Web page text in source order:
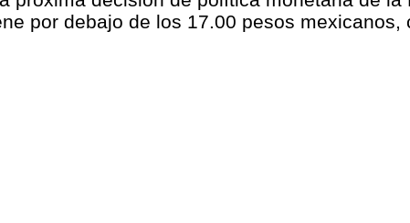
por debajo de los 17.00 pesos mexicanos,